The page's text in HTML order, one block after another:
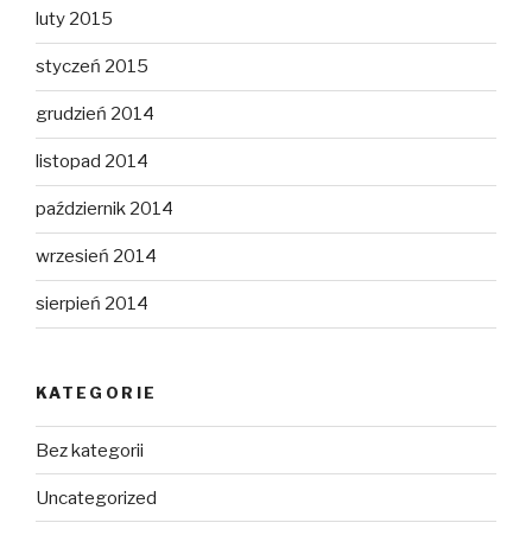
luty 2015
styczeń 2015
grudzień 2014
listopad 2014
październik 2014
wrzesień 2014
sierpień 2014
KATEGORIE
Bez kategorii
Uncategorized